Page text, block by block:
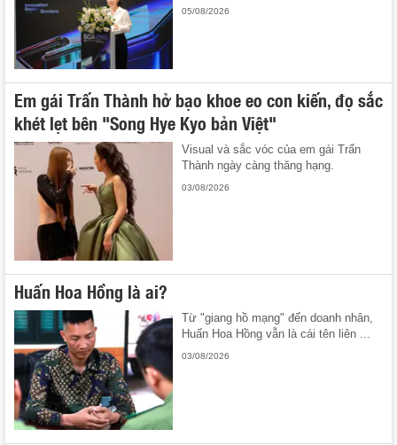
05/08/2026
Em gái Trấn Thành hở bạo khoe eo con kiến, đọ sắc
khét lẹt bên "Song Hye Kyo bản Việt"
Visual và sắc vóc của em gái Trấn
Thành ngày càng thăng hạng.
03/08/2026
Huấn Hoa Hồng là ai?
Từ "giang hồ mạng" đến doanh nhân,
Huấn Hoa Hồng vẫn là cái tên liên ...
03/08/2026